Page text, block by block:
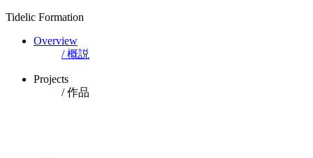
Tidelic Formation
Overview
/ 概説
Projects
/ 作品